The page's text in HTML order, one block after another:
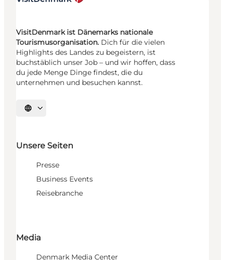
VisitDenmark ist Dänemarks nationale
Tourismusorganisation. Dich für die vielen
Highlights des Landes zu begeistern, ist
buchstäblich unser Job – und wir hoffen, dass
du jede Menge Dinge findest, die du
unternehmen und besuchen kannst.
Sprache auswählen
Unsere Seiten
Presse
Business Events
Reisebranche
Media
Denmark Media Center